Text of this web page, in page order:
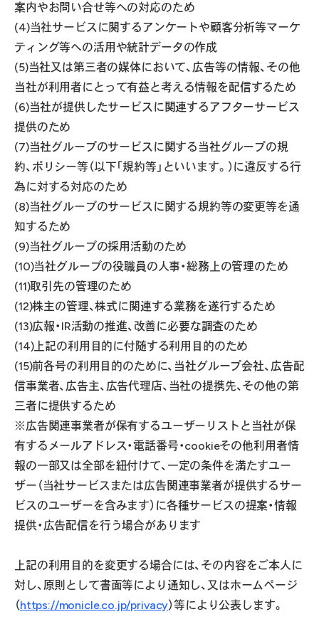
案内やお問い合せ等への対応のため
(4)当社サービスに関するアンケートや顧客分析等マーケ
ティング等への活用や統計データの作成
(5)当社又は第三者の媒体において、広告等の情報、その他
当社が利用者にとって有益と考える情報を配信するため
(6)当社が提供したサービスに関連するアフターサービス
提供のため
(7)当社グループのサービスに関する当社グループの規
約、ポリシー等（以下「規約等」といいます。）に違反する行
為に対する対応のため
(8)当社グループのサービスに関する規約等の変更等を通
知するため
(9)当社グループの採用活動のため
(10)当社グループの役職員の人事・総務上の管理のため
(11)取引先の管理のため
(12)株主の管理、株式に関連する業務を遂行するため
(13)広報・IR活動の推進、改善に必要な調査のため
(14)上記の利用目的に付随する利用目的のため
(15)前各号の利用目的のために、当社グループ会社、広告配
信事業者、広告主、広告代理店、当社の提携先、その他の第
三者に提供するため
※広告関連事業者が保有するユーザーリストと当社が保
有するメールアドレス・電話番号・cookieその他利用者情
報の一部又は全部を紐付けて、一定の条件を満たすユー
ザー（当社サービスまたは広告関連事業者が提供するサー
ビスのユーザーを含みます）に各種サービスの提案・情報
提供・広告配信を行う場合があります
上記の利用目的を変更する場合には、その内容をご本人に
対し、原則として書面等により通知し、又はホームページ
（https://monicle.co.jp/privacy）等により公表します。